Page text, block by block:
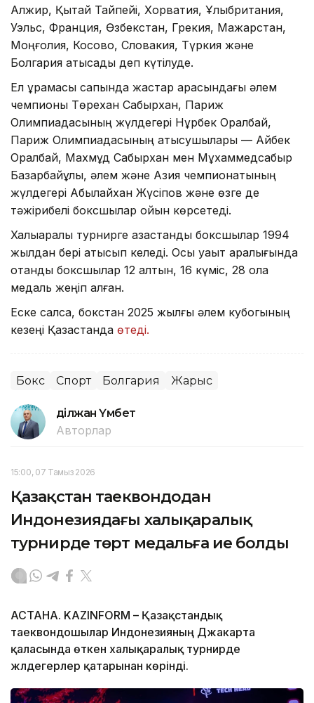
Алжир, Қытай Тайпейі, Хорватия, Ұлыбритания,
Уэльс, Франция, Өзбекстан, Грекия, Мажарстан,
Моңғолия, Косово, Словакия, Түркия және
Болгария қатысады деп күтілуде.
Ел құрамасы сапында жастар арасындағы әлем
чемпионы Төрехан Сабырхан, Париж
Олимпиадасының жүлдегері Нұрбек Оралбай,
Париж Олимпиадасының қатысушылары — Айбек
Оралбай, Махмұд Сабырхан мен Мұхаммедсабыр
Базарбайұлы, әлем және Азия чемпионатының
жүлдегері Абылайхан Жүсіпов және өзге де
тәжірибелі боксшылар ойын көрсетеді.
Халықаралық турнирге қазақстандық боксшылар 1994
жылдан бері қатысып келеді. Осы уақыт аралығында
отандық боксшылар 12 алтын, 16 күміс, 28 қола
медаль жеңіп алған.
Еске салсақ, бокстан 2025 жылғы әлем кубогының
кезеңі Қазақстанда өтеді.
Бокс Спорт Болгария Жарыс
Әділжан Үмбет
Авторлар
15:00, 07 Тамыз 2026
Қазақстан таеквондодан
Индонезиядағы халықаралық
турнирде төрт медальға ие болды
АСТАНА. KAZINFORM – Қазақстандық
таеквондошылар Индонезияның Джакарта
қаласында өткен халықаралық турнирде
жүлдегерлер қатарынан көрінді.